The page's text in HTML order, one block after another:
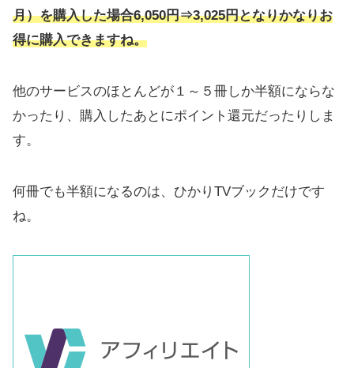
月）を購入した場合6,050円⇒3,025円となりかなりお
得に購入できますね。
他のサービスのほとんどが１～５冊しか半額にならな
かったり、購入したあとにポイント還元だったりしま
す。
何冊でも半額になるのは、ひかりTVブックだけです
ね。